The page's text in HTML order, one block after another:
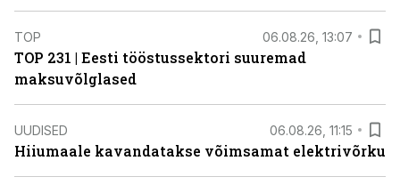
TOP 06.08.26, 13:07
TOP 231 | Eesti tööstussektori suuremad
maksuvõlglased
UUDISED 06.08.26, 11:15
Hiiumaale kavandatakse võimsamat elektrivõrku